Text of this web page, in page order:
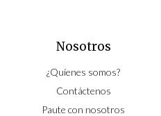
Nosotros
¿Quíenes somos?
Contáctenos
Paute con nosotros